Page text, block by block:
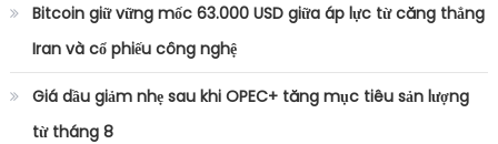
Bitcoin giữ vững mốc 63.000 USD giữa áp lực từ căng thẳng
Iran và cổ phiếu công nghệ
Giá dầu giảm nhẹ sau khi OPEC+ tăng mục tiêu sản lượng
từ tháng 8